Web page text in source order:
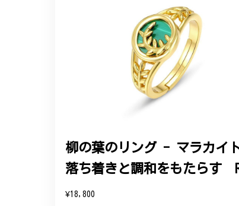
こちらのオーダーの細かい調整に何
エレガントな蛇バング
2024/11/20
バングルの腕周りのサイズ直しも料
この度は素晴らしいレ
参りますので、何か
柳の葉のリング - マラカイ
落ち着きと調和をもたらす
¥18,800